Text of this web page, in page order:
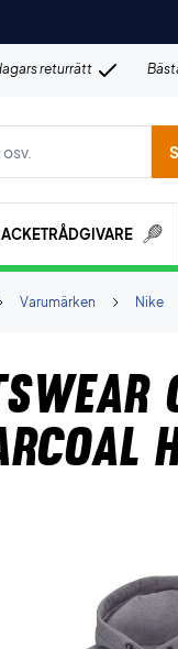
returrätt
Nike
Varumärken